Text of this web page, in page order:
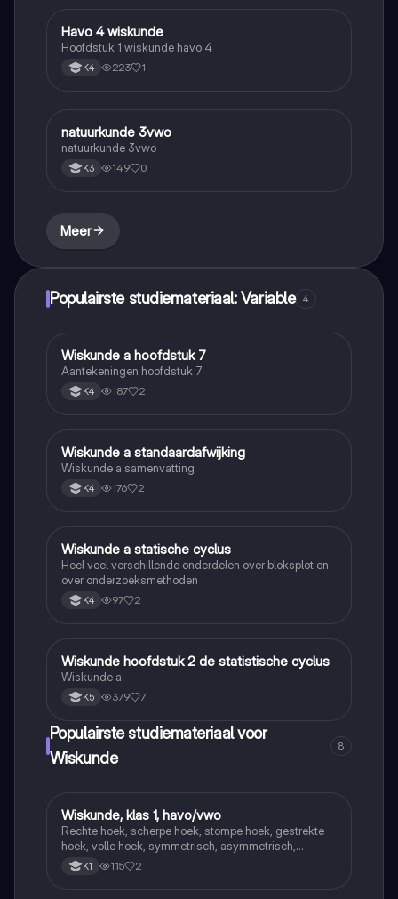
Wiskunde A
Havo 4 wiskunde
Hoofdstuk 1 wiskunde havo 4
K4 223 1
Natuurkunde
natuurkunde 3vwo
natuurkunde 3vwo
K3 149 0
Meer
Populairste studiemateriaal: Variable 4
Wiskunde A
Wiskunde a hoofdstuk 7
Aantekeningen hoofdstuk 7
K4 187 2
Wiskunde A
Wiskunde a standaardafwijking
Wiskunde a samenvatting
K4 176 2
Wiskunde A
Wiskunde a statische cyclus
Heel veel verschillende onderdelen over bloksplot en
over onderzoeksmethoden
K4 97 2
Wiskunde A
Wiskunde hoofdstuk 2 de statistische cyclus
Wiskunde a
K5 379 7
Populairste studiemateriaal voor
Wiskunde
8
Wiskunde
Wiskunde, klas 1, havo/vwo
Rechte hoek, scherpe hoek, stompe hoek, gestrekte
hoek, volle hoek, symmetrisch, asymmetrisch,
puntsymetrisch
K1 115 2